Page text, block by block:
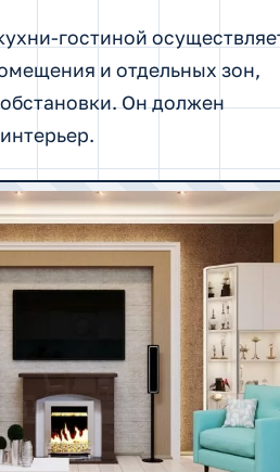
гостиной
и отдельных зон,
Он должен